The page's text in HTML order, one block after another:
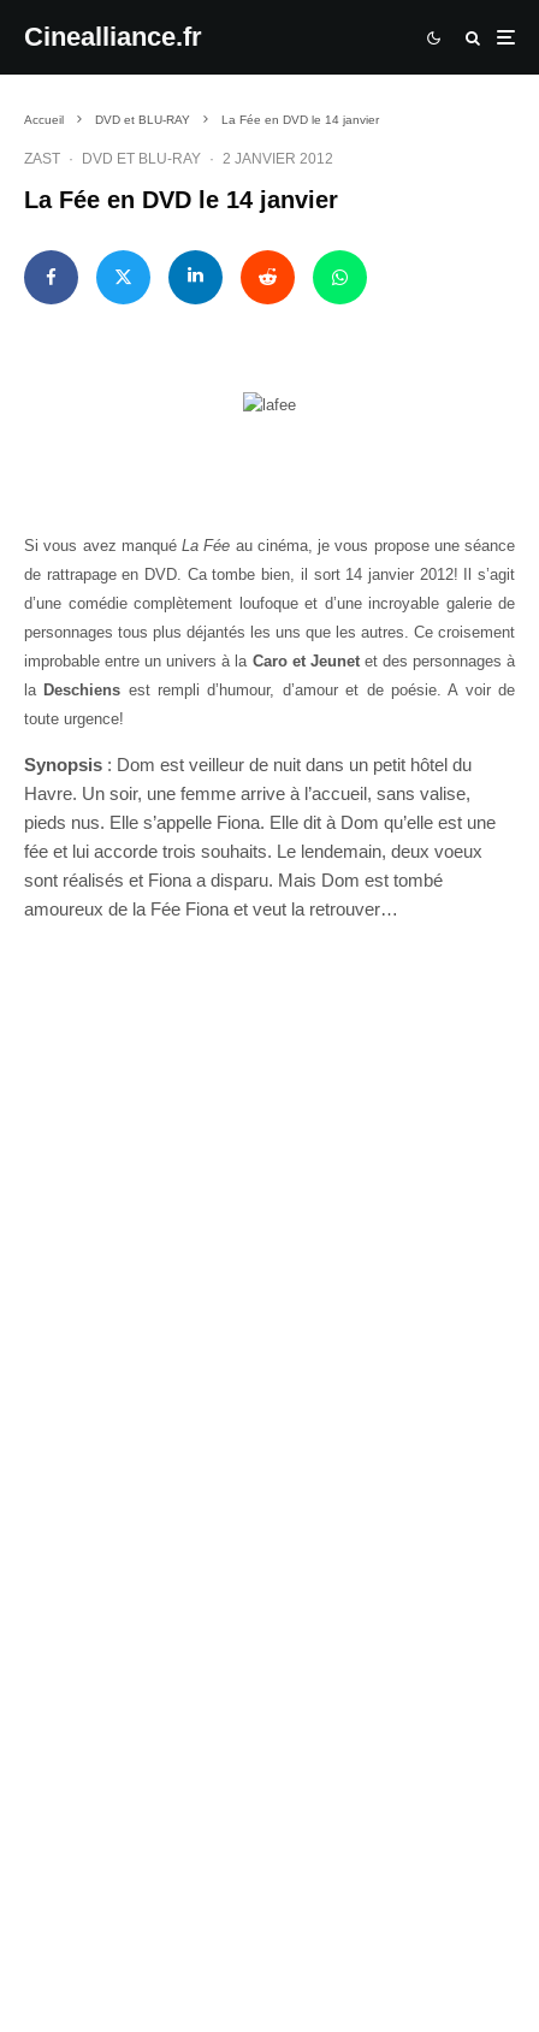
Cinealliance.fr
Accueil DVD et BLU-RAY La Fée en DVD le 14 janvier
ZAST · DVD ET BLU-RAY · 2 JANVIER 2012
La Fée en DVD le 14 janvier
Si vous avez manqué La Fée au cinéma, je vous propose une séance
de rattrapage en DVD. Ca tombe bien, il sort 14 janvier 2012! Il s’agit
d’une comédie complètement loufoque et d’une incroyable galerie de
personnages tous plus déjantés les uns que les autres. Ce croisement
improbable entre un univers à la Caro et Jeunetet des personnages à
la Deschiens est rempli d’humour, d’amour et de poésie. A voir de
toute urgence!
Synopsis : Dom est veilleur de nuit dans un petit hôtel du
Havre. Un soir, une femme arrive à l’accueil, sans valise,
pieds nus. Elle s’appelle Fiona. Elle dit à Dom qu’elle est une
fée et lui accorde trois souhaits. Le lendemain, deux voeux
sont réalisés et Fiona a disparu. Mais Dom est tombé
amoureux de la Fée Fiona et veut la retrouver…